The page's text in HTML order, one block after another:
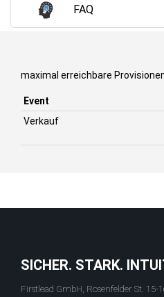
FAQ
maximal erreichbare
Event
Verkauf
SICHER. STARK.
Firstlead GmbH, Rosenfelder St. 15-